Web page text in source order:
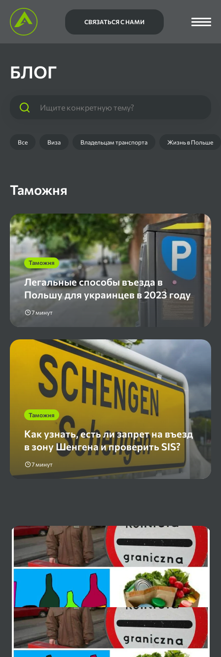
СВЯЗАТЬСЯ С НАМИ
БЛОГ
Все Виза Владельцам транспорта Жизнь в Польше
Таможня
Таможня
Легальные способы въезда в
Польшу для украинцев в 2023 году
7 минут
Таможня
Как узнать, есть ли запрет на въезд
в зону Шенгена и проверить SIS?
7 минут